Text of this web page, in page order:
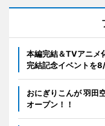
本編完結＆TVアニメ
完結記念イベントを
おにぎりこんが 羽田
オープン！！